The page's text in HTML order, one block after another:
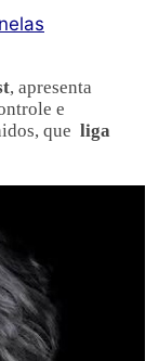
, apresenta
e
que liga